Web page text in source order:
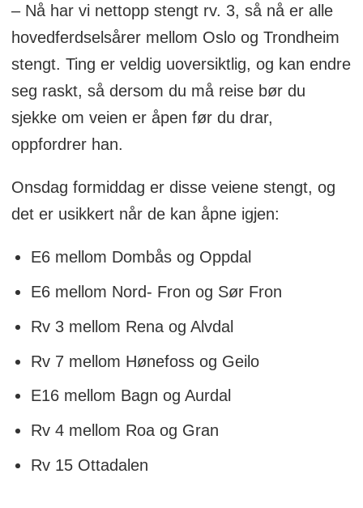
– Nå har vi nettopp stengt rv. 3, så nå er alle
hovedferdselsårer mellom Oslo og Trondheim
stengt. Ting er veldig uoversiktlig, og kan endre
seg raskt, så dersom du må reise bør du
sjekke om veien er åpen før du drar,
oppfordrer han.
Onsdag formiddag er disse veiene stengt, og
det er usikkert når de kan åpne igjen:
E6 mellom Dombås og Oppdal
E6 mellom Nord- Fron og Sør Fron
Rv 3 mellom Rena og Alvdal
Rv 7 mellom Hønefoss og Geilo
E16 mellom Bagn og Aurdal
Rv 4 mellom Roa og Gran
Rv 15 Ottadalen